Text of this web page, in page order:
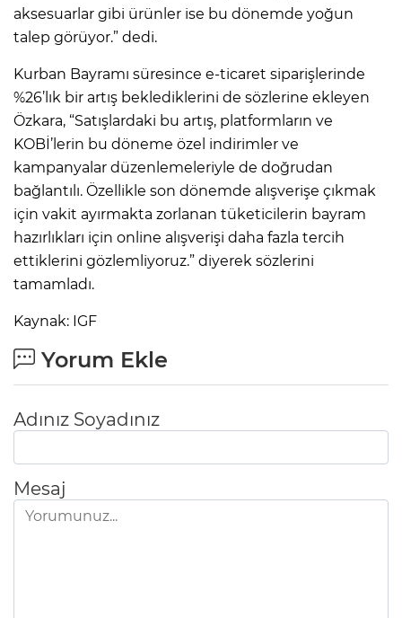
aksesuarlar gibi ürünler ise bu dönemde yoğun
talep görüyor.” dedi.
Kurban Bayramı süresince e-ticaret siparişlerinde
%26’lık bir artış beklediklerini de sözlerine ekleyen
Özkara, “Satışlardaki bu artış, platformların ve
KOBİ’lerin bu döneme özel indirimler ve
kampanyalar düzenlemeleriyle de doğrudan
bağlantılı. Özellikle son dönemde alışverişe çıkmak
için vakit ayırmakta zorlanan tüketicilerin bayram
hazırlıkları için online alışverişi daha fazla tercih
ettiklerini gözlemliyoruz.” diyerek sözlerini
tamamladı.
Kaynak: IGF
Yorum Ekle
Adınız Soyadınız
Mesaj